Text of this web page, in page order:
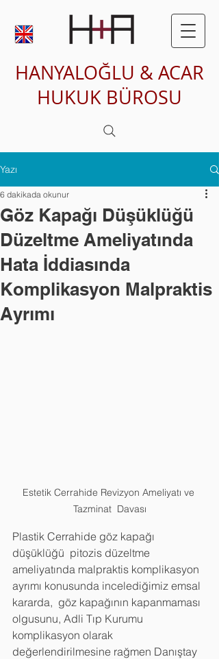
HANYALOĞLU & ACAR
HUKUK BÜROSU
Yazı
Göz Kapağı Düşüklüğü
Düzeltme Ameliyatında
Hata İddiasında
Komplikasyon Malpraktis
Ayrımı
6 dakikada okunur
Estetik Cerrahide Revizyon Ameliyatı ve
Tazminat  Davası
Plastik Cerrahide göz kapağı
düşüklüğü  pitozis düzeltme
ameliyatında malpraktis komplikasyon
ayrımı konusunda incelediğimiz emsal
kararda,  göz kapağının kapanmaması
olgusunu, Adli Tıp Kurumu
komplikasyon olarak
değerlendirilmesine rağmen Danıştay